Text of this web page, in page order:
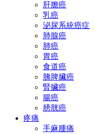
肝膽癌
乳癌
泌尿系統癌症
肺腺癌
肺癌
胃癌
食道癌
胰脾臟癌
腎臟癌
腸癌
膀胱癌
疼痛
手麻腫痛